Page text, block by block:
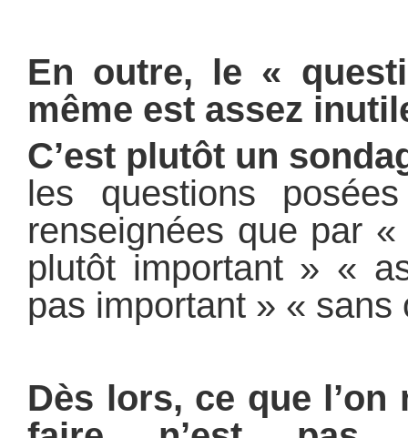
En outre, le «
même est assez
C’est plutôt un
les questions
renseignées que par
plutôt important » «
pas important » « sans
Dès lors, ce que l’on